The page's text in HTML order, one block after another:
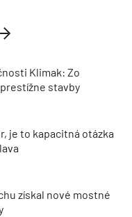
Klimak: Zo
stavby
je to kapacitná otázka
získal nové mostné